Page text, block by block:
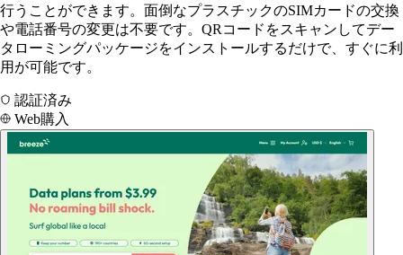
行うことができます。面倒なプラスチックのSIMカードの交換
や電話番号の変更は不要です。QRコードをスキャンしてデー
タローミングパッケージをインストールするだけで、すぐに利
用が可能です。
認証済み
Web購入